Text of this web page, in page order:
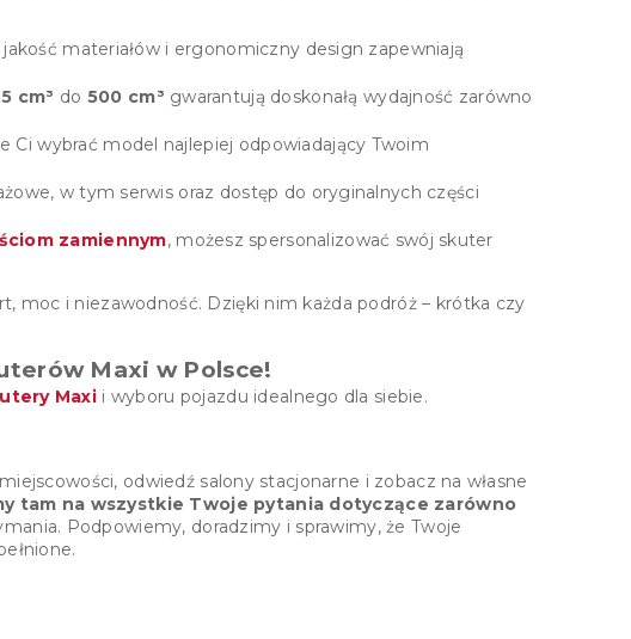
materiałów i ergonomiczny design zapewniają
cm³ do 500 cm³ gwarantują doskonałą wydajność zarówno
Ci wybrać model najlepiej odpowiadający Twoim
w tym serwis oraz dostęp do oryginalnych części
zamiennym, możesz spersonalizować swój skuter
moc i niezawodność. Dzięki nim każda podróż – krótka czy
Maxi w Polsce!
Maxi i wyboru pojazdu idealnego dla siebie.
odwiedź salony stacjonarne i zobacz na własne
tam na wszystkie Twoje pytania dotyczące zarówno
Podpowiemy, doradzimy i sprawimy, że Twoje